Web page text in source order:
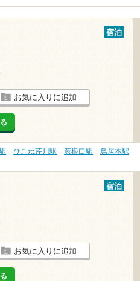
宿泊
お気に入りに追加
ひこね芹川駅 彦根口駅 鳥居本駅
宿泊
お気に入りに追加